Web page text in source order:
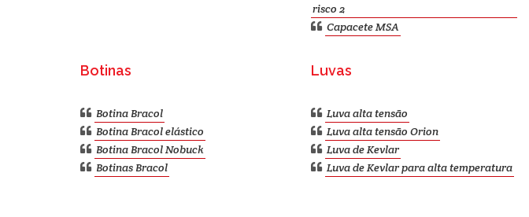
risco 2
Capacete MSA
Botinas
Botina Bracol
Botina Bracol elástico
Botina Bracol Nobuck
Botinas Bracol
Luvas
Luva alta tensão
Luva alta tensão Orion
Luva de Kevlar
Luva de Kevlar para alta temperatura